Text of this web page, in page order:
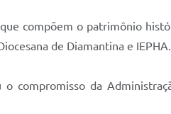
compõem o patrimônio
de Diamantina e IEPHA.
compromisso da